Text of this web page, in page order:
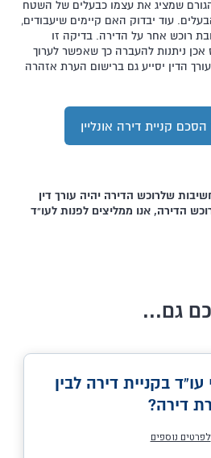
שמציג את עצמו כבעלים של השטח
עוד יבדוק האם קיימים שיעבודים,
רוכש אחר על הדירה. בדיקה זו
אכן ניתנות להעברה כך שאפשר לערוך
הדין יסייע גם ברישום הערת אזהרה
קניית דירה אונליין
שלרוכש הדירה יהיה עורך דין
הדירה, אנו ממליצים לפנות לעו"ד
גם...
עו"ד בקניית דירה לבין
דירה?
לפרטים נוספים